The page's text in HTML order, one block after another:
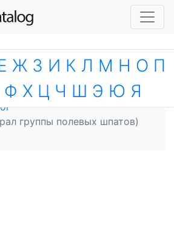
группы полевых шпатов)
Ж З И К Л М Н О П
Ф Х Ц Ч Ш Э Ю Я